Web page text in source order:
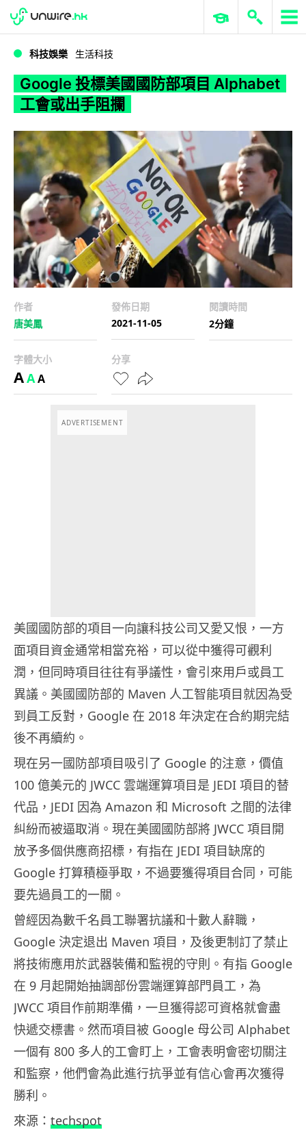
WWDC 2026 ERP 與商業 AI
科技娛樂 生活科技
Google 投標美國國防部項目 Alphabet
工會或出手阻攔
作者
唐美鳳
發佈日期
2021-11-05
閱讀時間
2分鐘
字體大小
AAA
分享
ADVERTISEMENT
美國國防部的項目一向讓科技公司又愛又恨，一方
面項目資金通常相當充裕，可以從中獲得可觀利
潤，但同時項目往往有爭議性，會引來用戶或員工
異議。美國國防部的 Maven 人工智能項目就因為受
到員工反對，Google 在 2018 年決定在合約期完結
後不再續約。
現在另一國防部項目吸引了 Google 的注意，價值
100 億美元的 JWCC 雲端運算項目是 JEDI 項目的替
代品，JEDI 因為 Amazon 和 Microsoft 之間的法律
糾紛而被逼取消。現在美國國防部將 JWCC 項目開
放予多個供應商招標，有指在 JEDI 項目缺席的
Google 打算積極爭取，不過要獲得項目合同，可能
要先過員工的一關。
曾經因為數千名員工聯署抗議和十數人辭職，
Google 決定退出 Maven 項目，及後更制訂了禁止
將技術應用於武器裝備和監視的守則。有指 Google
在 9 月起開始抽調部份雲端運算部門員工，為
JWCC 項目作前期準備，一旦獲得認可資格就會盡
快遞交標書。然而項目被 Google 母公司 Alphabet
一個有 800 多人的工會盯上，工會表明會密切關注
和監察，他們會為此進行抗爭並有信心會再次獲得
勝利。
來源： techspot